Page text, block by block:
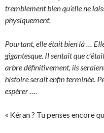
tremblement bien qu’elle ne
physiquement.
Pourtant, elle était bien là …
gigantesque. Il sentait que
arbre définitivement, ils
histoire serait enfin terminée.
espérer ….
« Kéran ? Tu penses encore